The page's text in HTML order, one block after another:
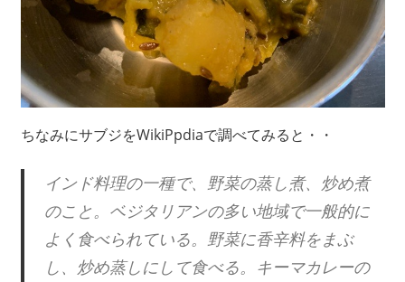
ちなみにサブジをWikiPpdiaで調べてみると・・
インド料理の一種で、野菜の蒸し煮、炒め煮
のこと。ベジタリアンの多い地域で一般的に
よく食べられている。野菜に香辛料をまぶ
し、炒め蒸しにして食べる。キーマカレーの